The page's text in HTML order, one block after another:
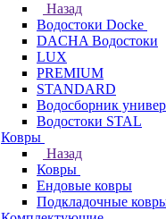
Назад
Водостоки Docke
DACHA Водостоки
LUX
PREMIUM
STANDARD
Водосборник
Водостоки STAL
Ковры
Назад
Ковры
Ендовые ковры
Подкладочные